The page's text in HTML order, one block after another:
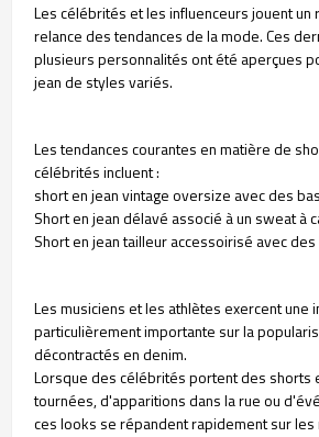
Les célébrités et les influenceurs jouent un
relance des tendances de la mode. Ces
plusieurs personnalités ont été aperçues
jean de styles variés.
Les tendances courantes en matière de
célébrités incluent :
short en jean vintage oversize avec des
Short en jean délavé associé à un sweat à
Short en jean tailleur accessoirisé avec
Les musiciens et les athlètes exercent une
particulièrement importante sur la
décontractés en denim.
Lorsque des célébrités portent des shorts
tournées, d'apparitions dans la rue ou
ces looks se répandent rapidement sur les